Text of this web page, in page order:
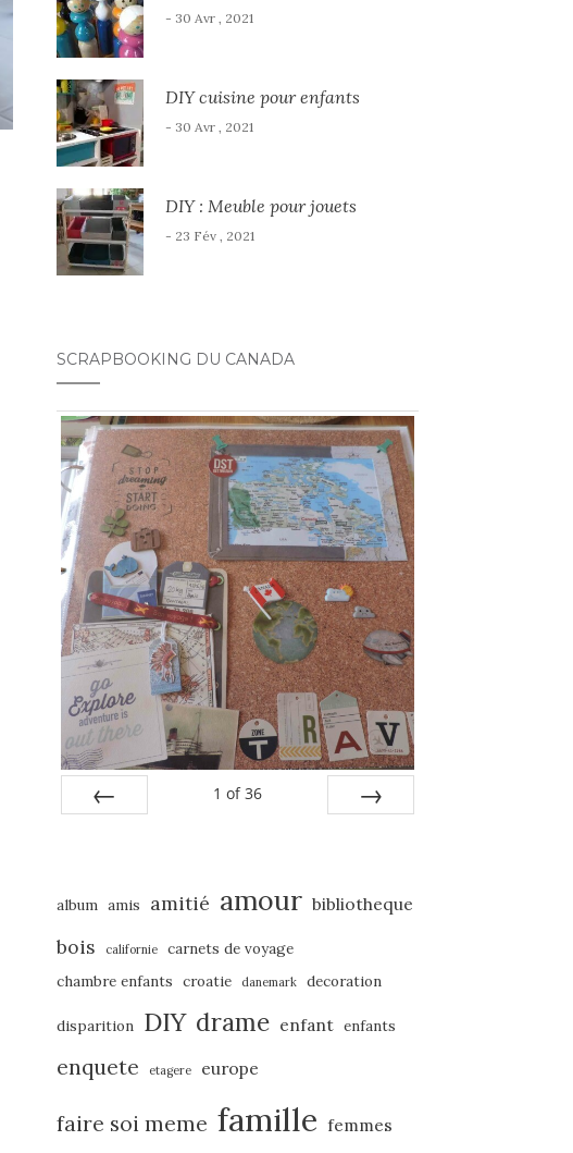
- 30 Avr , 2021
DIY cuisine pour enfants
- 30 Avr , 2021
DIY : Meuble pour jouets
- 23 Fév , 2021
SCRAPBOOKING DU CANADA
1 of 36
album amis amitié amour bibliotheque
bois californie
carnets de voyage
chambre enfants croatie danemark decoration
disparition DIY drame enfant enfants
enquete etagere europe
faire soi meme famille femmes